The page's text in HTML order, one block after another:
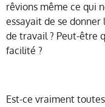
rêvions même ce qui
essayait de se donner
de travail ? Peut-être
facilité ?
Est-ce vraiment